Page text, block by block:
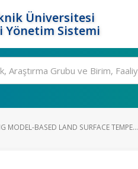
Üniversitesi
Yönetim Sistemi
MODEL-BASED LAND SURFACE TEMPE...